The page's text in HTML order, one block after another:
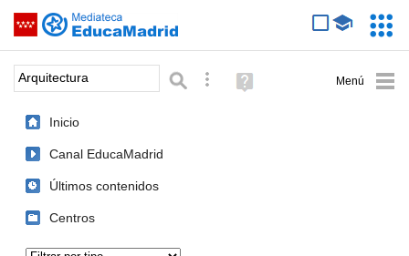
Saltar navegación
Palabra o frase: Búsqueda avanzada
Ayuda
(en
Inicio
Canal EducaMadrid
Últimos contenidos
Centros